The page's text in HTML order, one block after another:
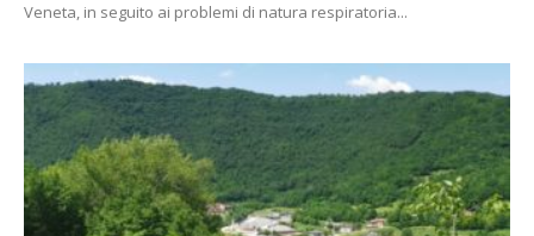
Veneta, in seguito ai problemi di natura respiratoria...